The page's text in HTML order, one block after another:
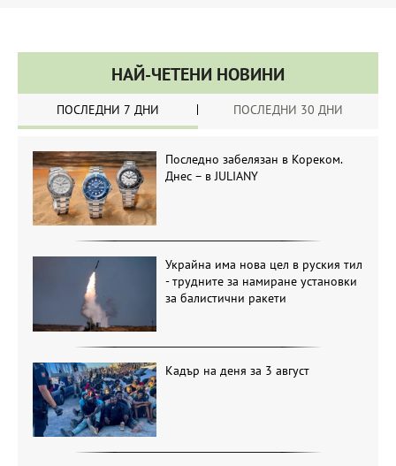
НАЙ-ЧЕТЕНИ НОВИНИ
ПОСЛЕДНИ 7 ДНИ ПОСЛЕДНИ 30 ДНИ
Последно забелязан в Кореком.
Днес – в JULIANY
Украйна има нова цел в руския тил
- трудните за намиране установки
за балистични ракети
Кадър на деня за 3 август